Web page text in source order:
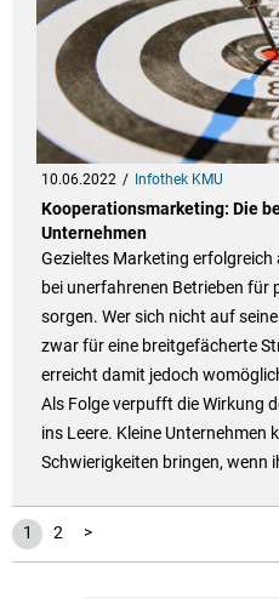
10.06.2022 Infothek KMU
Kooperationsmarketing: Die
Unternehmen
Gezieltes Marketing
bei unerfahrenen Betrieben für
sorgen. Wer sich nicht auf
zwar für eine breitgefächerte
erreicht damit jedoch
Als Folge verpufft die Wirkung
ins Leere. Kleine Unternehmen
Schwierigkeiten bringen, wenn
1 2 >